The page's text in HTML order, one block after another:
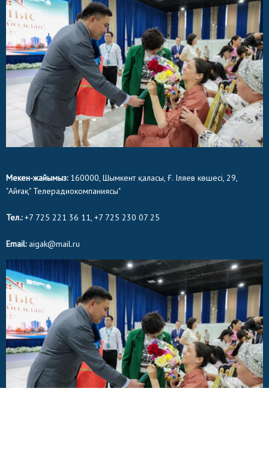
Мекен-жайымыз:160000, Шымкент қаласы, Ғ. Іляев көшесі, 29,
"Айғақ" Телерадиокомпаниясы"
Тел.:+7 725 221 36 11, +7 725 230 07 25
Email:aigak@mail.ru